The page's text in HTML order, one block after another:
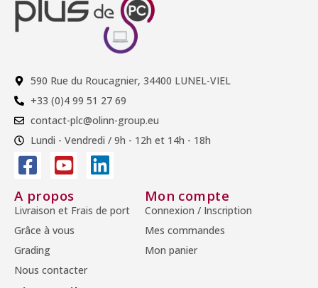
590 Rue du Roucagnier, 34400 LUNEL-VIEL
+33 (0)4 99 51 27 69
contact-plc@olinn-group.eu
Lundi - Vendredi / 9h - 12h et 14h - 18h
A propos
Livraison et Frais de port
Grâce à vous
Grading
Nous contacter
Mon compte
Connexion / Inscription
Mes commandes
Mon panier